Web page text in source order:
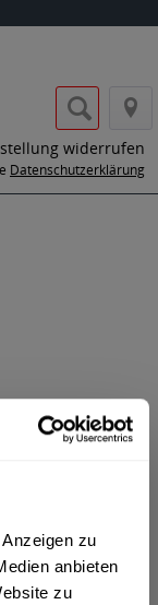
zu
anbieten
zu
widerrufen
Datenschutzerklärung